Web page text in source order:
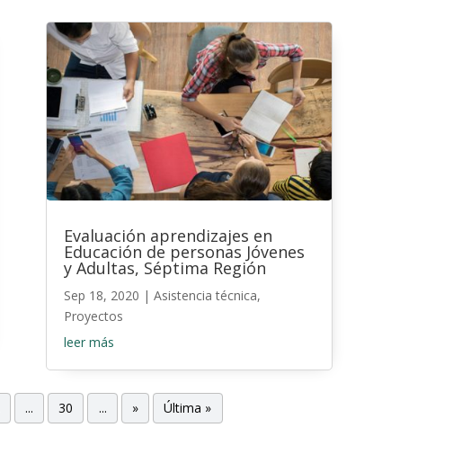
Evaluación aprendizajes en
Educación de personas Jóvenes
y Adultas, Séptima Región
Sep 18, 2020 | Asistencia técnica,
Proyectos
leer más
... 30 ... » Última »